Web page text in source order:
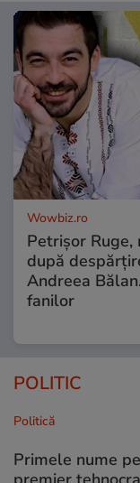
Wowbiz.ro
Petrișor
după
Andreea
fanilor
POLITIC
Politică
Primele nume